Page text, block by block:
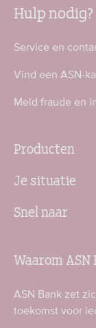
Hulp nodig?
Service en
Vind een ASN-
Meld fraude en
Producten
Je situatie
Snel naar
Waarom ASN
ASN Bank zet
toekomst voor